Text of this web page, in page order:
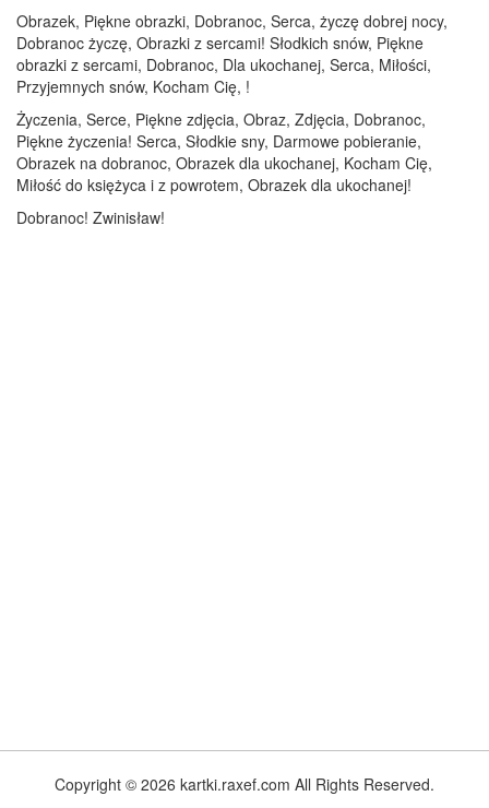
Obrazek, Piękne obrazki, Dobranoc, Serca, życzę dobrej nocy,
Dobranoc życzę, Obrazki z sercami! Słodkich snów, Piękne
obrazki z sercami, Dobranoc, Dla ukochanej, Serca, Miłości,
Przyjemnych snów, Kocham Cię, !
Życzenia, Serce, Piękne zdjęcia, Obraz, Zdjęcia, Dobranoc,
Piękne życzenia! Serca, Słodkie sny, Darmowe pobieranie,
Obrazek na dobranoc, Obrazek dla ukochanej, Kocham Cię,
Miłość do księżyca i z powrotem, Obrazek dla ukochanej!
Dobranoc! Zwinisław!
Copyright © 2026 kartki.raxef.com All Rights Reserved.